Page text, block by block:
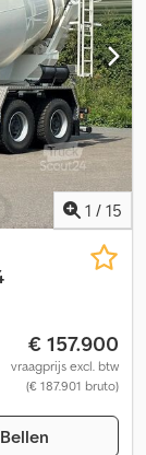
-
-
Zonneklep =
Beton
6
EuormixMTP
Harun Cevik,
1 / 15
€ 157.900
vraagprijs excl. btw
(€ 187.901 bruto)
Bellen